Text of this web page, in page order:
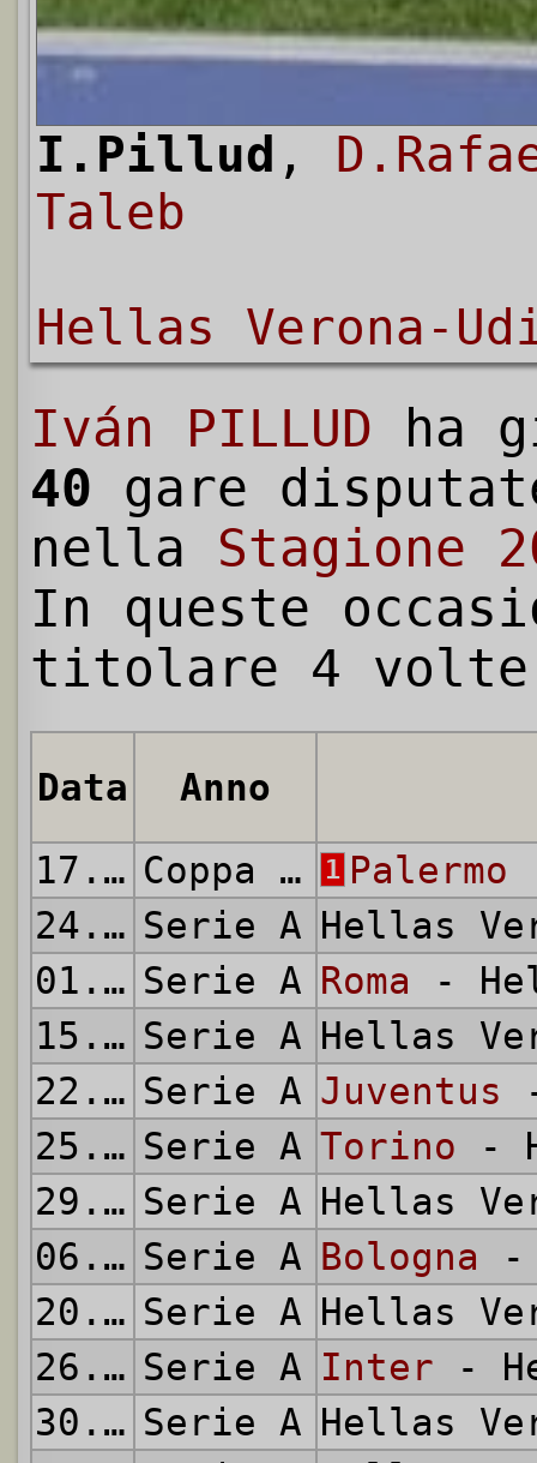
I.Pillud ,
Taleb
Hellas Verona-
Iván PILLUD ha
40 gare
nella Stagione
In queste
titolare 4
Data
Anno
17.08.2013
Coppa Italia 1 Palermo
24.08.2013 Serie A Hellas
01.09.2013 Serie A Roma -
15.09.2013 Serie A Hellas
22.09.2013 Serie A Juventus
25.09.2013 Serie A Torino -
29.09.2013 Serie A Hellas
06.10.2013 Serie A Bologna -
20.10.2013 Serie A Hellas
26.10.2013 Serie A Inter -
30.10.2013 Serie A Hellas